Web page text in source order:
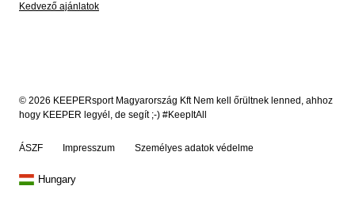
Kedvező ajánlatok
© 2026 KEEPERsport Magyarország Kft Nem kell őrültnek lenned, ahhoz
hogy KEEPER legyél, de segít ;-) #KeepItAll
ÁSZF Impresszum Személyes adatok védelme
Hungary